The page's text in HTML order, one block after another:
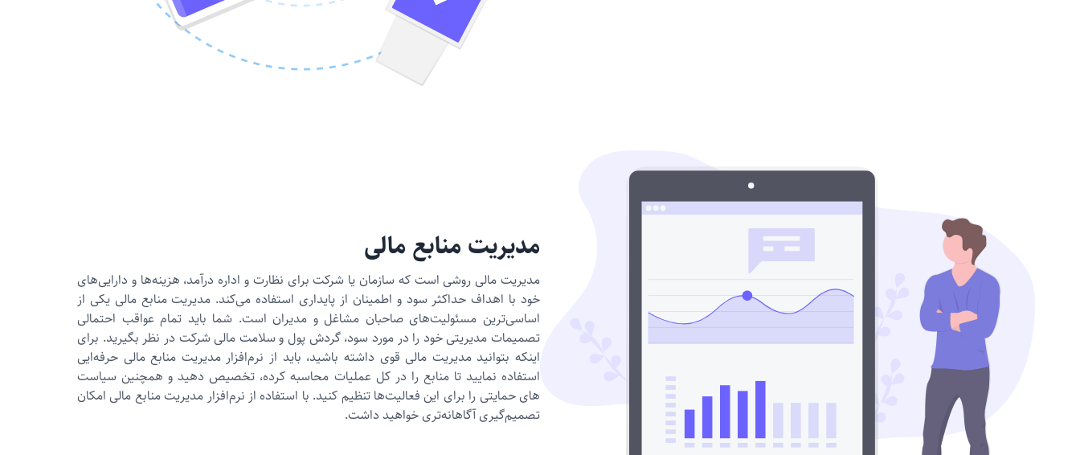
مدیریت منابع مالی
مدیریت مالی روشی است که سازمان يا شركت برای نظارت و اداره درآمد، هزینه‌ها و دارایی‌های
خود با اهداف حداکثر سود و اطمینان از پایداری استفاده می‌کند. مدیریت منابع مالی یکی از
اساسی‌ترین مسئولیت‌های صاحبان مشاغل و مدیران است. شما باید تمام عواقب احتمالی
تصمیمات مدیریتی خود را در مورد سود، گردش پول و سلامت مالی شرکت در نظر بگیرید. برای
اینکه بتوانید مدیریت مالی قوی داشته باشید، باید از نرم‌افزار مدیریت منابع مالی حرفه‌ایی
استفاده نمایید تا منابع را در کل عملیات محاسبه کرده، تخصیص دهید و همچنین سیاست‌
های حمایتی را برای این فعالیت‌ها تنظیم کنید. با استفاده از نرم‌افزار مدیریت منابع مالی امکان
تصمیم‌گیری آگاهانه‌‌تری خواهید داشت.